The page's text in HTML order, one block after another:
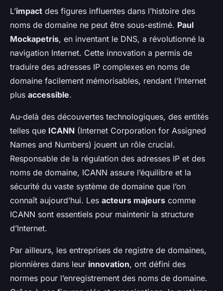
L’impact des figures influentes dans l’histoire des
noms de domaine ne peut être sous-estimé. Paul
Mockapetris, en inventant le DNS, a révolutionné la
navigation Internet. Cette innovation a permis de
traduire des adresses IP complexes en noms de
domaine facilement mémorisables, rendant l’Internet
plus accessible.
Au-delà des découvertes technologiques, des entités
telles que ICANN (Internet Corporation for Assigned
Names and Numbers) jouent un rôle crucial.
Responsable de la régulation des adresses IP et des
noms de domaine, ICANN assure l’équilibre et la
sécurité du vaste système de domaine que l’on
connaît aujourd’hui. Les acteurs majeurs comme
ICANN sont essentiels pour maintenir la structure
d’Internet.
Par ailleurs, les entreprises de registre de domaines,
pionnières dans leur innovation, ont défini des
normes pour l’enregistrement des noms de domaine.